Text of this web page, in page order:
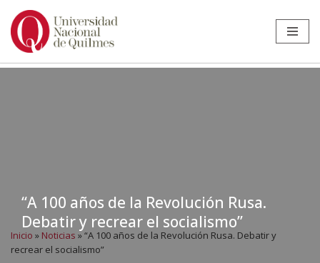
Ir
“A 100 años de la Revolución Rusa.
Debatir y recrear el socialismo”
Inicio » Noticias »“A 100 años de la Revolución Rusa. Debatir y
recrear el socialismo”